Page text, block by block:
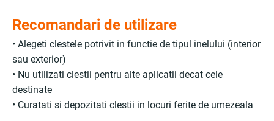
Recomandari de utilizare
• Alegeti clestele potrivit in functie de tipul inelului (interior
sau exterior)
• Nu utilizati clestii pentru alte aplicatii decat cele
destinate
• Curatati si depozitati clestii in locuri ferite de umezeala